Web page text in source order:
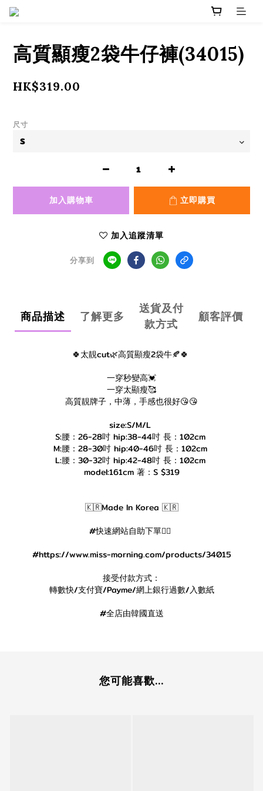
高質顯瘦2袋牛仔褲(34015)
HK$319.00
尺寸
加入購物車 立即購買
加入追蹤清單
分享到
商品描述 了解更多
送貨及付
款方式
顧客評價
🍀太靚cut🌿高質顯瘦2袋牛🍂🍀
一穿秒變高💓
一穿太顯瘦🥰
高質靚牌子，中薄，手感也很好😘😘
size:S/M/L
S:腰：26-28吋 hip:38-44吋 長：102cm
M:腰：28-30吋 hip:40-46吋 長：102cm
L:腰：30-32吋 hip:42-48吋 長：102cm
model:161cm 著：S $319
🇰🇷Made In Korea 🇰🇷
#快速網站自助下單👇🏻
#https://www.miss-morning.com/products/34015
接受付款方式：
轉數快/支付寶/Payme/網上銀行過數/入數紙
#全店由韓國直送
您可能喜歡...